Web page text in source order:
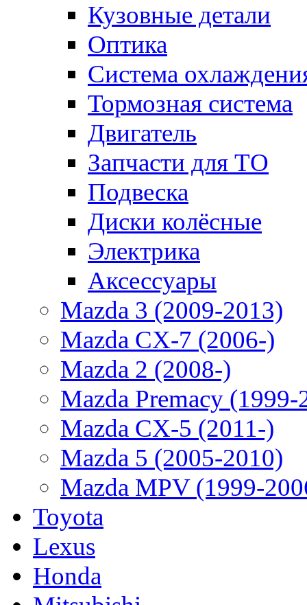
Кузовные детали
Оптика
Система
Тормозная система
Двигатель
Запчасти для ТО
Подвеска
Диски колёсные
Электрика
Аксессуары
Mazda 3 (2009-2013)
Mazda CX-7 (2006-)
Mazda 2 (2008-)
Mazda Premacy (1999-
Mazda CX-5 (2011-)
Mazda 5 (2005-2010)
Mazda MPV (1999-
Toyota
Lexus
Honda